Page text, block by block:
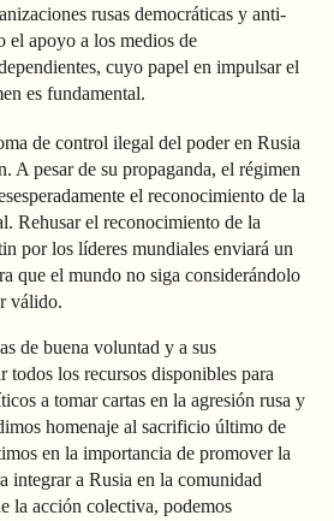
rusas democráticas y anti-
el apoyo a los medios de
cuyo papel en impulsar el
es fundamental.
de control ilegal del poder en Rusia
A pesar de su propaganda, el régimen
el reconocimiento de la
Rehusar el reconocimiento de la
por los líderes mundiales enviará un
que el mundo no siga considerándolo
válido.
de buena voluntad y a sus
todos los recursos disponibles para
a tomar cartas en la agresión rusa y
homenaje al sacrificio último de
en la importancia de promover la
integrar a Rusia en la comunidad
la acción colectiva, podemos